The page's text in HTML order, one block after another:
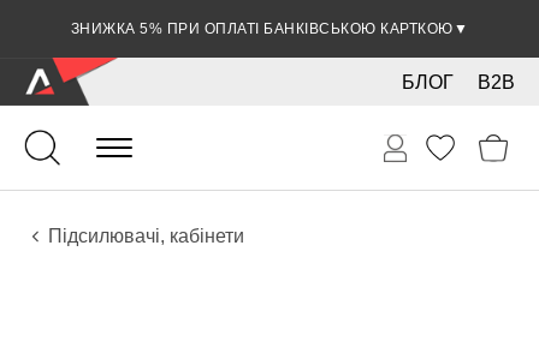
ЗНИЖКА 5% ПРИ ОПЛАТІ БАНКІВСЬКОЮ КАРТКОЮ ▼
B2B
БЛОГ
Гітари
Акустичні інструменти
Звукове обладнання
Підсилювачі, кабінети